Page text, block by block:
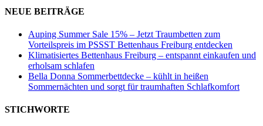
NEUE BEITRÄGE
Auping Summer Sale 15% – Jetzt Traumbetten zum
Vorteilspreis im PSSST Bettenhaus Freiburg entdecken
Klimatisiertes Bettenhaus Freiburg – entspannt einkaufen und
erholsam schlafen
Bella Donna Sommerbettdecke – kühlt in heißen
Sommernächten und sorgt für traumhaften Schlafkomfort
STICHWORTE